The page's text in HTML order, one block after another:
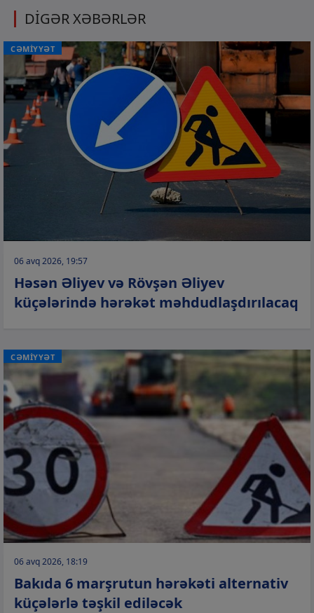
DİGƏR XƏBƏRLƏR
CƏMİYYƏT
06 avq 2026, 19:57
Həsən Əliyev və Rövşən Əliyev
küçələrində hərəkət məhdudlaşdırılacaq
CƏMİYYƏT
06 avq 2026, 18:19
Bakıda 6 marşrutun hərəkəti alternativ
küçələrlə təşkil ediləcək